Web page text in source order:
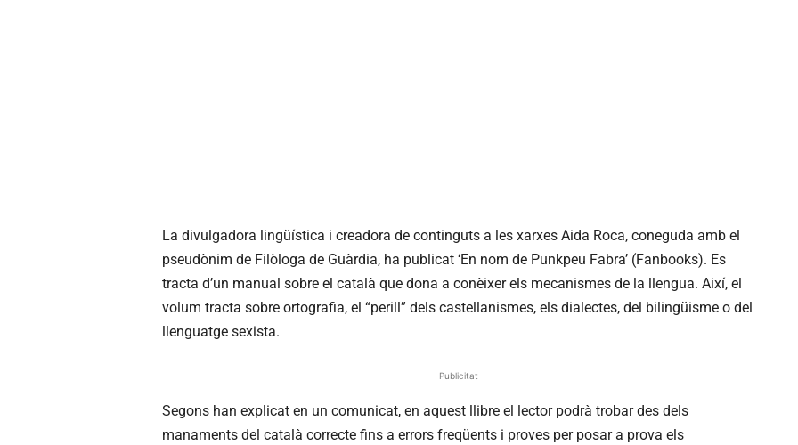
La divulgadora lingüística i creadora de continguts a les xarxes Aida Roca, coneguda amb el
pseudònim de Filòloga de Guàrdia, ha publicat ‘En nom de Punkpeu Fabra’ (Fanbooks). Es
tracta d’un manual sobre el català que dona a conèixer els mecanismes de la llengua. Així, el
volum tracta sobre ortografia, el “perill” dels castellanismes, els dialectes, del bilingüisme o del
llenguatge sexista.
Publicitat
Segons han explicat en un comunicat, en aquest llibre el lector podrà trobar des dels
manaments del català correcte fins a errors freqüents i proves per posar a prova els